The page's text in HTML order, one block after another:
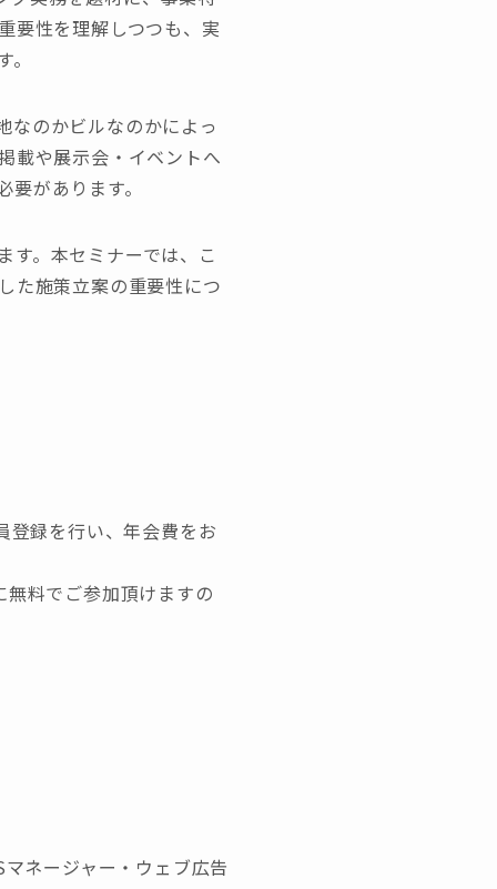
要性を理解しつつも、実
なのかビルなのかによっ
載や展示会・イベントへ
があります。
す。本セミナーでは、こ
た施策立案の重要性につ
登録を行い、年会費をお
料でご参加頂けますの
ネージャー・ウェブ広告